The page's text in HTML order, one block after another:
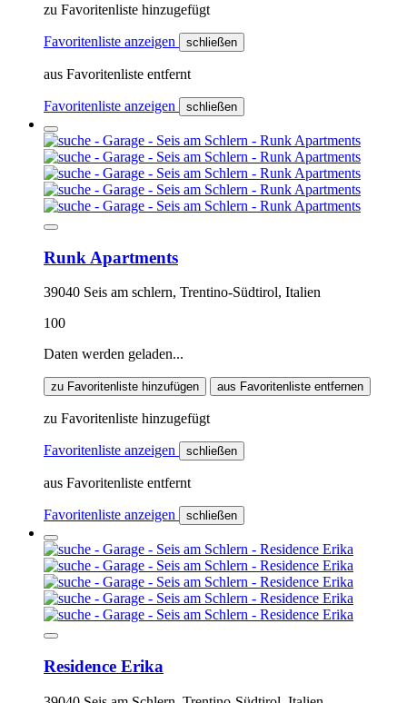
zu Favoritenliste hinzugefügt
Favoritenliste anzeigen schließen
aus Favoritenliste entfernt
Favoritenliste anzeigen schließen
Runk Apartments
39040 Seis am schlern, Trentino-Südtirol, Italien
100
Daten werden geladen...
zu Favoritenliste hinzufügen aus Favoritenliste entfernen
zu Favoritenliste hinzugefügt
Favoritenliste anzeigen schließen
aus Favoritenliste entfernt
Favoritenliste anzeigen schließen
Residence Erika